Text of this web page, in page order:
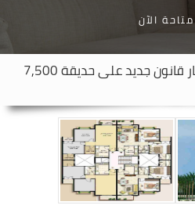
للإيجار قانون جديد على حديقة 7,500
متاحة الآن